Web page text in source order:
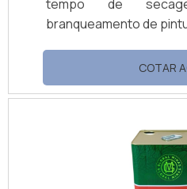
tempo de
branqueamento de
COTAR